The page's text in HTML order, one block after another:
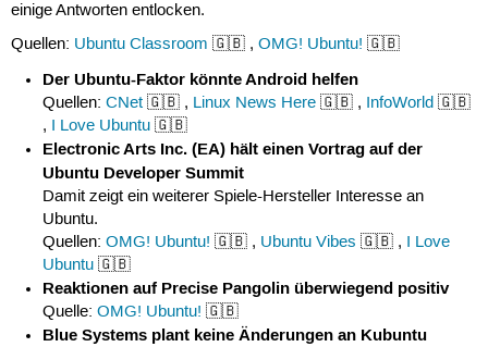
einige Antworten entlocken.
Quellen: Ubuntu Classroom 🇬🇧 , OMG! Ubuntu! 🇬🇧
Der Ubuntu-Faktor könnte Android helfen
Quellen:CNet 🇬🇧 , Linux News Here 🇬🇧 , InfoWorld 🇬🇧
, I Love Ubuntu 🇬🇧
Electronic Arts Inc. (EA) hält einen Vortrag auf der
Ubuntu Developer Summit
Damit zeigt ein weiterer Spiele-Hersteller Interesse an
Ubuntu.
Quellen:OMG! Ubuntu! 🇬🇧 , Ubuntu Vibes 🇬🇧 , I Love
Ubuntu 🇬🇧
Reaktionen auf Precise Pangolin überwiegend positiv
Quelle:OMG! Ubuntu! 🇬🇧
Blue Systems plant keine Änderungen an Kubuntu